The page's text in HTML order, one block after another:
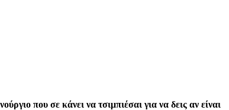
που σε κάνει να τσιμπιέσαι για να δεις αν είναι